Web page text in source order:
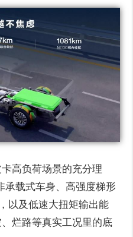
高负荷场景的充分理
承载式车身、高强度梯形
以及低速大扭矩输出能
烂路等真实工况里的底